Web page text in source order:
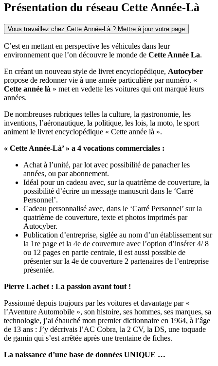
Présentation du réseau Cette Année-Là
Vous travaillez chez Cette Année-Là ? Mettre à jour votre page
C’est en mettant en perspective les véhicules dans leur
environnement que l’on découvre le monde de Cette Année La.
En créant un nouveau style de livret encyclopédique, Autocyber
propose de redonner vie à une année particulière par numéro. «
Cette année là » met en vedette les voitures qui ont marqué leurs
années.
De nombreuses rubriques telles la culture, la gastronomie, les
inventions, l’aéronautique, la politique, les lois, la moto, le sport
animent le livret encyclopédique « Cette année là ».
« Cette Année-Là’ » a 4 vocations commerciales :
Achat à l’unité, par lot avec possibilité de panacher les
années, ou par abonnement.
Idéal pour un cadeau avec, sur la quatrième de couverture, la
possibilité d’écrire un message manuscrit dans le ‘Carré
Personnel’.
Cadeau personnalisé avec, dans le ‘Carré Personnel’ sur la
quatrième de couverture, texte et photos imprimés par
Autocyber.
Publication d’entreprise, siglée au nom d’un établissement sur
la 1re page et la 4e de couverture avec l’option d’insérer 4/ 8
ou 12 pages en partie centrale, il est aussi possible de
présenter sur la 4e de couverture 2 partenaires de l’entreprise
présentée.
Pierre Lachet : La passion avant tout !
Passionné depuis toujours par les voitures et davantage par «
l’Aventure Automobile », son histoire, ses hommes, ses marques, sa
technologie, j’ai ébauché mon premier dictionnaire en 1964, à l’âge
de 13 ans : J’y décrivais l’AC Cobra, la 2 CV, la DS, une toquade
de gamin qui s’est arrêtée après une trentaine de fiches.
La naissance d’une base de données UNIQUE …